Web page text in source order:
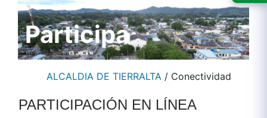
Participa
ALCALDIA DE TIERRALTA / Conectividad
​​PARTICIPACIÓN EN LÍNEA